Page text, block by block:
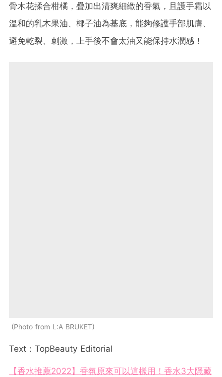
骨木花揉合柑橘，疊加出清爽細緻的香氣，且護手霜以
溫和的乳木果油、椰子油為基底，能夠修護手部肌膚、
避免乾裂、刺激，上手後不會太油又能保持水潤感！
Photo from L:A BRUKET
Text：TopBeauty Editorial
【香水推薦2022】香氛原來可以這樣用！香水3大隱藏